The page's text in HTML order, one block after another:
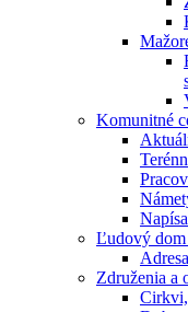
Komunitné
Ľudový
Združenia a
Cirkvi,